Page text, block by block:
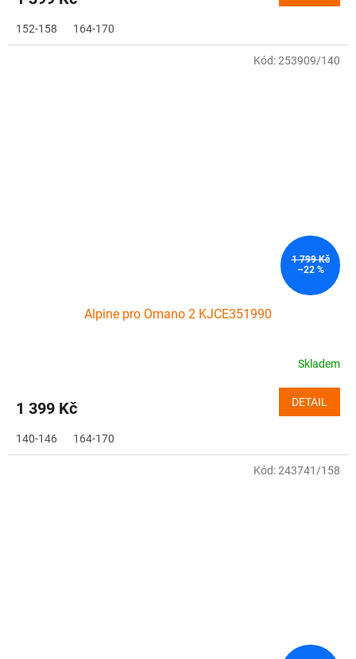
152-158 164-170
1 799 Kč
–22 %
Alpine pro Omano 2 KJCE351990
Skladem
1 399 Kč DETAIL
140-146 164-170
Kód:253909/140
Kód:243741/158